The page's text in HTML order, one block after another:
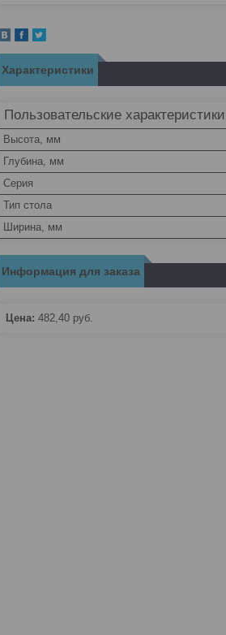
Характеристики
Пользовательские характеристики
Высота, мм
Глубина, мм
Серия
Тип стола
Ширина, мм
Информация для заказа
Цена: 482,40 руб.